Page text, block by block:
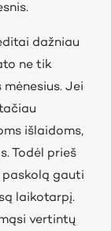
dažniau
ne tik
Jei
išlaidoms,
Todėl prieš
gauti
laikotarpį.
vertintų